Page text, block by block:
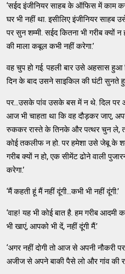
‘सईद इंजीनियर साहब के ऑफिस में काम
घर भी नहीं था. इसीलिए इंजीनियर साहब
पर सुन शम्मी. सईद कितना भी गरीब क्यों
की माला कबूल कभी नहीं करेगा.’
वह चुप हो गई. पहली बार उसे अहसास
दिन के बाद उसने साइकिल की घंटी सुनते
पर...उसके पांव उसके बस में न थे. दिल पर
आज भी चाहता था कि वह दौड़कर जाए,
रुककर रास्ते के तिनके और पत्थर चुन ले,
कोई तकलीफ न हो. पर हमेशा उसे जेबू के
गरीब क्यों न हो, एक सीमेंट ढोने वाली
करेगा.’
‘मैं कहती हूं मैं नहीं दूंगी...कभी भी नहीं दूंगी.’
‘वाह! यह भी कोई बात है. हम गरीब
भी खाएं, आपको भी दें, नहीं दूंगी मैं.’
‘अगर नहीं दोगी तो आज से अपनी नौकरी
अजीज से अपने बाकी पैसे लो और गांव की